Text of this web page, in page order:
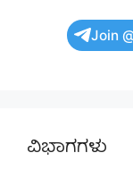
Join
ವಿಭಾಗಗಳು